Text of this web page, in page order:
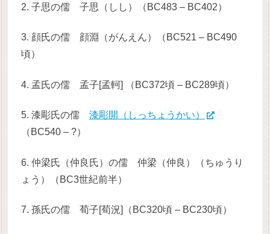
2. 子思の儒 子思（しし）（BC483 – BC402）
3. 顔氏の儒 顔淵（がんえん）（BC521 – BC490
頃）
4. 孟氏の儒 孟子[孟軻] （BC372頃 – BC289頃）
5. 漆彫氏の儒漆彫開（しっちょうかい）
（BC540 – ?）
6. 仲梁氏（仲良氏）の儒 仲梁（仲良）（ちゅうり
ょう）（BC3世紀前半）
7. 孫氏の儒 荀子[荀況]（BC320頃 – BC230頃）